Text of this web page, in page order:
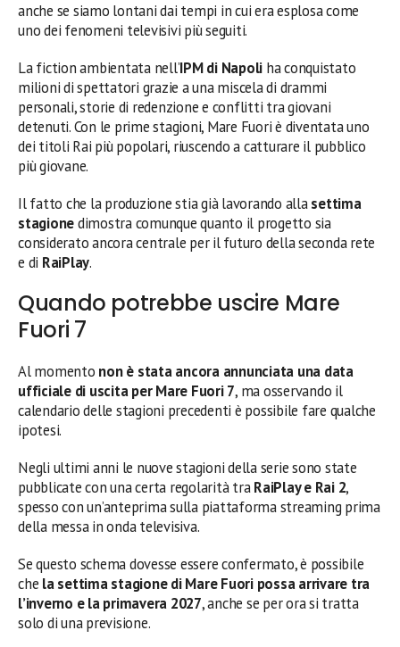
anche se siamo lontani dai tempi in cui era esplosa come
uno dei fenomeni televisivi più seguiti.
La fiction ambientata nell’IPM di Napoli ha conquistato
milioni di spettatori grazie a una miscela di drammi
personali, storie di redenzione e conflitti tra giovani
detenuti. Con le prime stagioni, Mare Fuori è diventata uno
dei titoli Rai più popolari, riuscendo a catturare il pubblico
più giovane.
Il fatto che la produzione stia già lavorando allasettima
stagionedimostra comunque quanto il progetto sia
considerato ancora centrale per il futuro della seconda rete
e di RaiPlay.
Quando potrebbe uscire Mare
Fuori 7
Al momento non è stata ancora annunciata una data
ufficiale di uscita per Mare Fuori 7, ma osservando il
calendario delle stagioni precedenti è possibile fare qualche
ipotesi.
Negli ultimi anni le nuove stagioni della serie sono state
pubblicate con una certa regolarità traRaiPlay e Rai 2,
spesso con un’anteprima sulla piattaforma streaming prima
della messa in onda televisiva.
Se questo schema dovesse essere confermato, è possibile
che la settima stagione di Mare Fuori possa arrivare tra
l’inverno e la primavera 2027, anche se per ora si tratta
solo di una previsione.